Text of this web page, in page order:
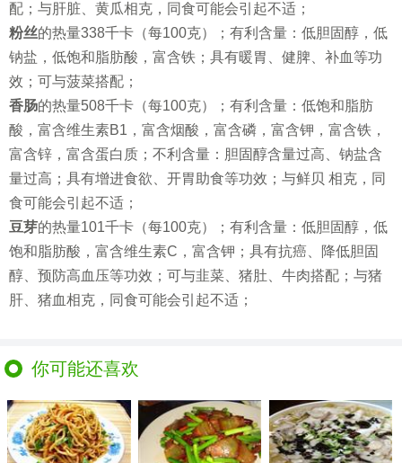
配；与肝脏、黄瓜相克，同食可能会引起不适；
粉丝的热量338千卡（每100克）；有利含量：低胆固醇，低
钠盐，低饱和脂肪酸，富含铁；具有暖胃、健脾、补血等功
效；可与菠菜搭配；
香肠的热量508千卡（每100克）；有利含量：低饱和脂肪
酸，富含维生素B1，富含烟酸，富含磷，富含钾，富含铁，
富含锌，富含蛋白质；不利含量：胆固醇含量过高、钠盐含
量过高；具有增进食欲、开胃助食等功效；与鲜贝 相克，同
食可能会引起不适；
豆芽的热量101千卡（每100克）；有利含量：低胆固醇，低
饱和脂肪酸，富含维生素C，富含钾；具有抗癌、降低胆固
醇、预防高血压等功效；可与韭菜、猪肚、牛肉搭配；与猪
肝、猪血相克，同食可能会引起不适；
你可能还喜欢